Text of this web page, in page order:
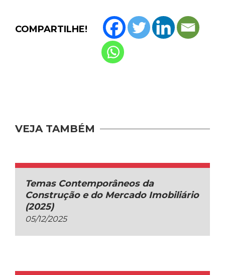
COMPARTILHE!
VEJA TAMBÉM
Temas Contemporâneos da
Construção e do Mercado Imobiliário
(2025)
05/12/2025